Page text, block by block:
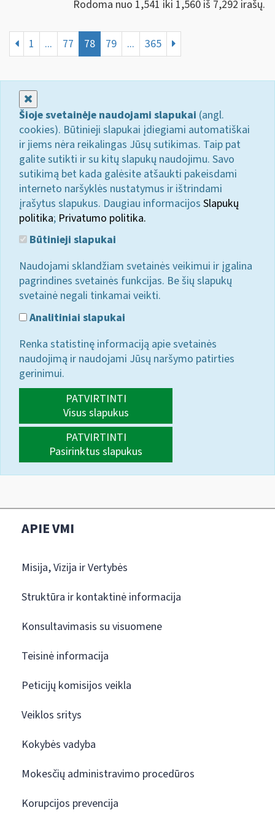
Rodoma nuo 1,541 iki 1,560 iš 7,292 irašų.
1 ... 77 78 79 ... 365
Šioje svetainėje naudojami slapukai (angl.
cookies). Būtinieji slapukai įdiegiami automatiškai
ir jiems nėra reikalingas Jūsų sutikimas. Taip pat
galite sutikti ir su kitų slapukų naudojimu. Savo
sutikimą bet kada galėsite atšaukti pakeisdami
interneto naršyklės nustatymus ir ištrindami
įrašytus slapukus. Daugiau informacijos Slapukų
politika; Privatumo politika.
Būtinieji slapukai
Naudojami sklandžiam svetainės veikimui ir įgalina
pagrindines svetainės funkcijas. Be šių slapukų
svetainė negali tinkamai veikti.
Analitiniai slapukai
Renka statistinę informaciją apie svetainės
naudojimą ir naudojami Jūsų naršymo patirties
gerinimui.
PATVIRTINTI
Visus slapukus
PATVIRTINTI
Pasirinktus slapukus
APIE VMI
Misija, Vizija ir Vertybės
Struktūra ir kontaktinė informacija
Konsultavimasis su visuomene
Teisinė informacija
Peticijų komisijos veikla
Veiklos sritys
Kokybės vadyba
Mokesčių administravimo procedūros
Korupcijos prevencija